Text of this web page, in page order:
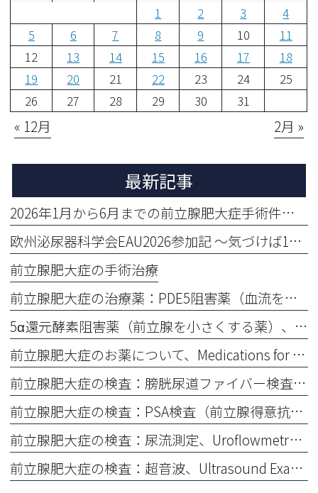
1 2 3
4
5
6 7 8 9 10
11
12
13 14 15 16 17
18
19
20 21 22 23 24
25
26
27 28 29 30 31
« 12月 2月 »
最新記事
2026年1月から6月までの前立腺肥大症手術件数をお知らせします。113 BPH Procedures Performed in the First Half of 2026
欧州泌尿器科学会EAU2026参加記 〜気づけば1か月、そしてまだ余韻の中〜
前立腺肥大症の手術治療
前立腺肥大症の治療薬：PDE5阻害薬（血流を良くして症状改善）、③ PDE5 Inhibitors
5α還元酵素阻害薬（前立腺を小さくする薬）、5α-Reductase Inhibitors
前立腺肥大症のお薬について、Medications for Benign Prostatic Hyperplasia (BPH)
前立腺肥大症の検査：膀胱尿道ファイバー検査、Cystoscopy for Benign Prostatic Hyperplasia (BPH)
前立腺肥大症の検査：PSA検査（前立腺得意抗原：血液検査）What Is a PSA Test? (Blood Test for the Prostate)）とは？、
前立腺肥大症の検査：尿流測定、Uroflowmetry (Urine Flow Test)
前立腺肥大症の検査：超音波、Ultrasound Examination (Ultrasound Scan)